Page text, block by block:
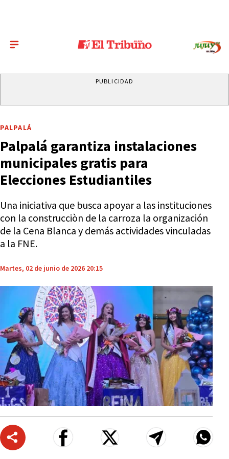
PUBLICIDAD
PALPALÁ
Palpalá garantiza instalaciones
municipales gratis para
Elecciones Estudiantiles
Una iniciativa que busca apoyar a las instituciones
con la construcciòn de la carroza la organización
de la Cena Blanca y demás actividades vinculadas
a la FNE.
Martes, 02 de junio de 2026 20:15